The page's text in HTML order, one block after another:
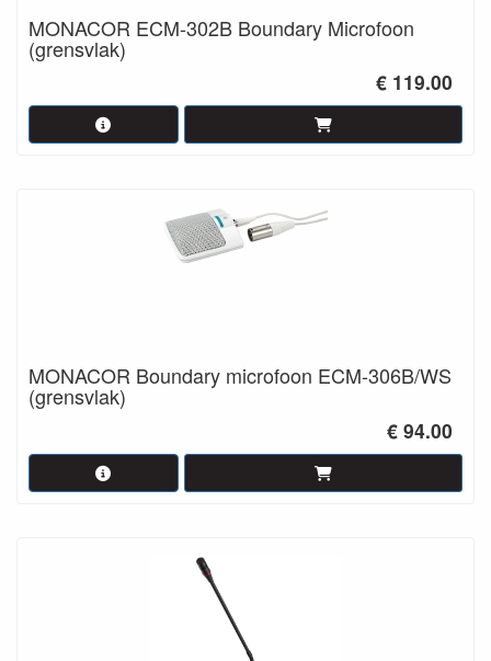
MONACOR ECM-302B Boundary Microfoon
(grensvlak)
€ 119.00
MONACOR Boundary microfoon ECM-306B/WS
(grensvlak)
€ 94.00